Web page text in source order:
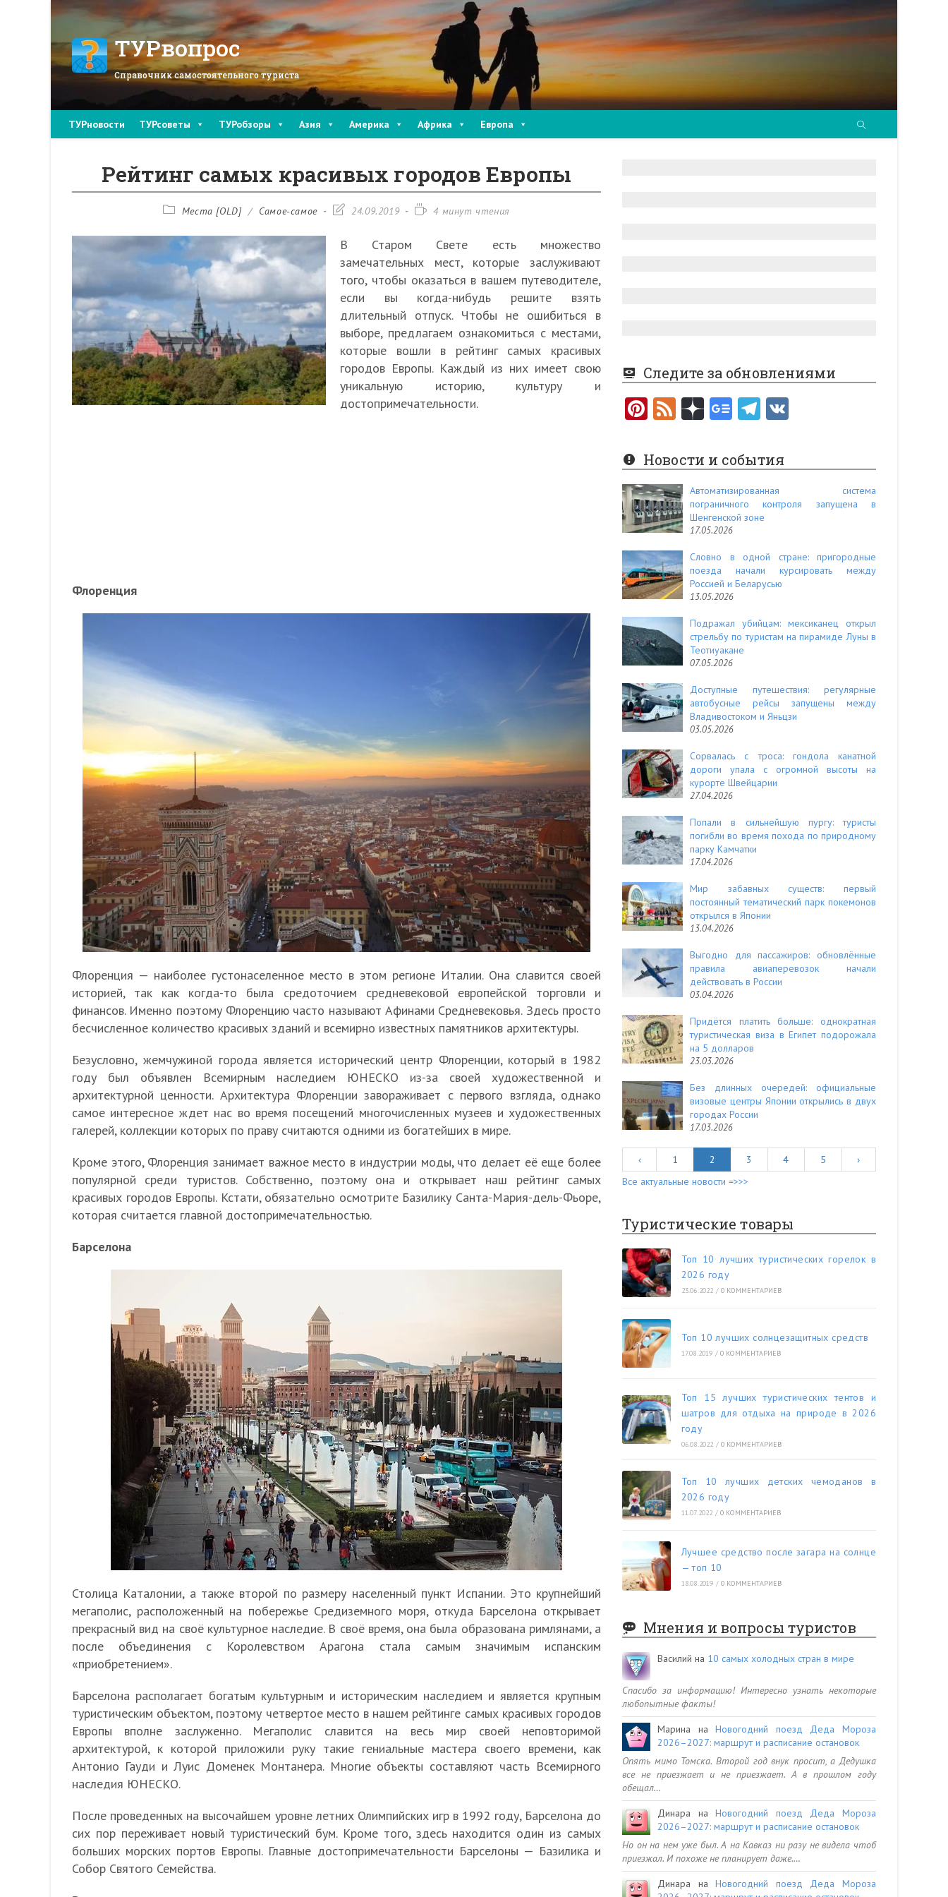
ТУРвопрос
Справочник самостоятельного туриста
ТУРновости ТУРсоветы ТУРобзоры Азия Америка Африка Европа
Рейтинг самых красивых городов Европы
РубрикаМеста [OLD] / Самое-самое
Запись24.09.2019
Время4 минут чтения
В Старом Свете есть множество
замечательных мест, которые заслуживают
того, чтобы оказаться в вашем путеводителе,
если вы когда-нибудь решите взять
длительный отпуск. Чтобы не ошибиться в
выборе, предлагаем ознакомиться с местами,
которые вошли в рейтинг самых красивых
городов Европы. Каждый из них имеет свою
уникальную историю, культуру и
достопримечательности.
Флоренция
Флоренция — наиболее густонаселенное место в этом регионе Италии. Она славится своей
историей, так как когда-то была средоточием средневековой европейской торговли и
финансов. Именно поэтому Флоренцию часто называют Афинами Средневековья. Здесь просто
бесчисленное количество красивых зданий и всемирно известных памятников архитектуры.
Безусловно, жемчужиной города является исторический центр Флоренции, который в 1982
году был объявлен Всемирным наследием ЮНЕСКО из-за своей художественной и
архитектурной ценности. Архитектура Флоренции завораживает с первого взгляда, однако
самое интересное ждет нас во время посещений многочисленных музеев и художественных
галерей, коллекции которых по праву считаются одними из богатейших в мире.
Кроме этого, Флоренция занимает важное место в индустрии моды, что делает её еще более
популярной среди туристов. Собственно, поэтому она и открывает наш рейтинг самых
красивых городов Европы. Кстати, обязательно осмотрите Базилику Санта-Мария-дель-Фьоре,
которая считается главной достопримечательностью.
Барселона
Столица Каталонии, а также второй по размеру населенный пункт Испании. Это крупнейший
мегаполис, расположенный на побережье Средиземного моря, откуда Барселона открывает
прекрасный вид на своё культурное наследие. В своё время, она была образована римлянами, а
после объединения с Королевством Арагона стала самым значимым испанским
«приобретением».
Барселона располагает богатым культурным и историческим наследием и является крупным
туристическим объектом, поэтому четвертое место в нашем рейтинге самых красивых городов
Европы вполне заслуженно. Мегаполис славится на весь мир своей неповторимой
архитектурой, к которой приложили руку такие гениальные мастера своего времени, как
Антонио Гауди и Луис Доменек Монтанера. Многие объекты составляют часть Всемирного
наследия ЮНЕСКО.
После проведенных на высочайшем уровне летних Олимпийских игр в 1992 году, Барселона до
сих пор переживает новый туристический бум. Кроме того, здесь находится один из самых
больших морских портов Европы. Главные достопримечательности Барселоны — Базилика и
Собор Святого Семейства.
Следите за обновлениями
Pi
er
es
t
F
e
d
Новости и события
Автоматизированная система
пограничного контроля запущена в
Шенгенской зоне
17.05.2026
Словно в одной стране: пригородные
поезда начали курсировать между
Россией и Беларусью
13.05.2026
Подражал убийцам: мексиканец открыл
стрельбу по туристам на пирамиде Луны в
Теотиуакане
07.05.2026
Доступные путешествия: регулярные
автобусные рейсы запущены между
Владивостоком и Яньцзи
03.05.2026
Сорвалась с троса: гондола канатной
дороги упала с огромной высоты на
курорте Швейцарии
27.04.2026
Попали в сильнейшую пургу: туристы
погибли во время похода по природному
парку Камчатки
17.04.2026
Мир забавных существ: первый
постоянный тематический парк покемонов
открылся в Японии
13.04.2026
Выгодно для пассажиров: обновлённые
правила авиаперевозок начали
действовать в России
03.04.2026
Придётся платить больше: однократная
туристическая виза в Египет подорожала
на 5 долларов
23.03.2026
Без длинных очередей: официальные
визовые центры Японии открылись в двух
городах России
17.03.2026
‹ 1 2 3 4 5
›
Все актуальные новости =>>>
Туристические товары
Топ 10 лучших туристических горелок в
2026 году
23.06.2022 / 0 КОММЕНТАРИЕВ
Топ 10 лучших солнцезащитных средств
17.08.2019 / 0 КОММЕНТАРИЕВ
Топ 15 лучших туристических тентов и
шатров для отдыха на природе в 2026
году
06.08.2022 / 0 КОММЕНТАРИЕВ
Топ 10 лучших детских чемоданов в
2026 году
11.07.2022 / 0 КОММЕНТАРИЕВ
Лучшее средство после загара на солнце
— топ 10
18.08.2019 / 0 КОММЕНТАРИЕВ
Мнения и вопросы туристов
Василий на 10 самых холодных стран в мире
Спасибо за информацию! Интересно узнать некоторые
любопытные факты!
Марина наНовогодний поезд Деда Мороза
2026–2027: маршрут и расписание остановок
Опять мимо Томска. Второй год внук просит, а Дедушка
все не приезжает и не приезжает. А в прошлом году
обещал…
Динара наНовогодний поезд Деда Мороза
2026–2027: маршрут и расписание остановок
Но он на нем уже был. А на Кавказ ни разу не видела чтоб
приезжал. И похоже не планирует даже.…
Динара наНовогодний поезд Деда Мороза